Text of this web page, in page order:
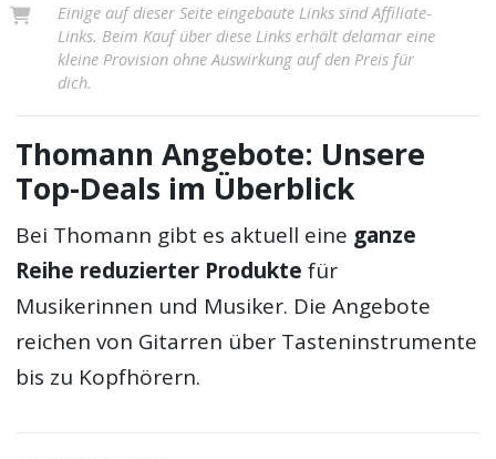
Einige auf dieser Seite eingebaute Links sind Affiliate-
Links. Beim Kauf über diese Links erhält delamar eine
kleine Provision ohne Auswirkung auf den Preis für
dich.
Thomann Angebote: Unsere
Top-Deals im Überblick
Bei Thomann gibt es aktuell eine ganze
Reihe reduzierter Produkte für
Musikerinnen und Musiker. Die Angebote
reichen von Gitarren über Tasteninstrumente
bis zu Kopfhörern.